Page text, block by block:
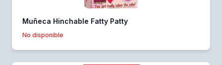
Muñeca Hinchable Fatty Patty
No disponible